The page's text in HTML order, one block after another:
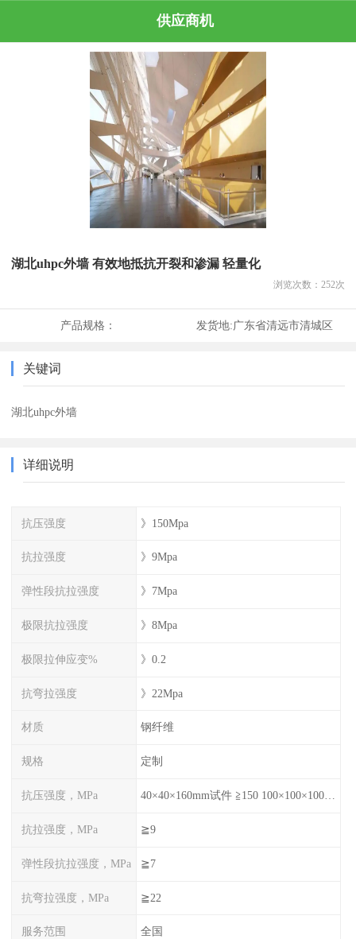
供应商机
湖北uhpc外墙 有效地抵抗开裂和渗漏 轻量化
浏览次数： 252次
产品规格： 发货地:广东省清远市清城区
关键词
湖北uhpc外墙
详细说明
抗压强度 》150Mpa
抗拉强度 》9Mpa
弹性段抗拉强度 》7Mpa
极限抗拉强度 》8Mpa
极限拉伸应变% 》0.2
抗弯拉强度 》22Mpa
材质 钢纤维
规格 定制
抗压强度，MPa 40×40×160mm试件 ≧150 100×100×100mm试件≧120
抗拉强度，MPa ≧9
弹性段抗拉强度，MPa ≧7
抗弯拉强度，MPa ≧22
服务范围 全国